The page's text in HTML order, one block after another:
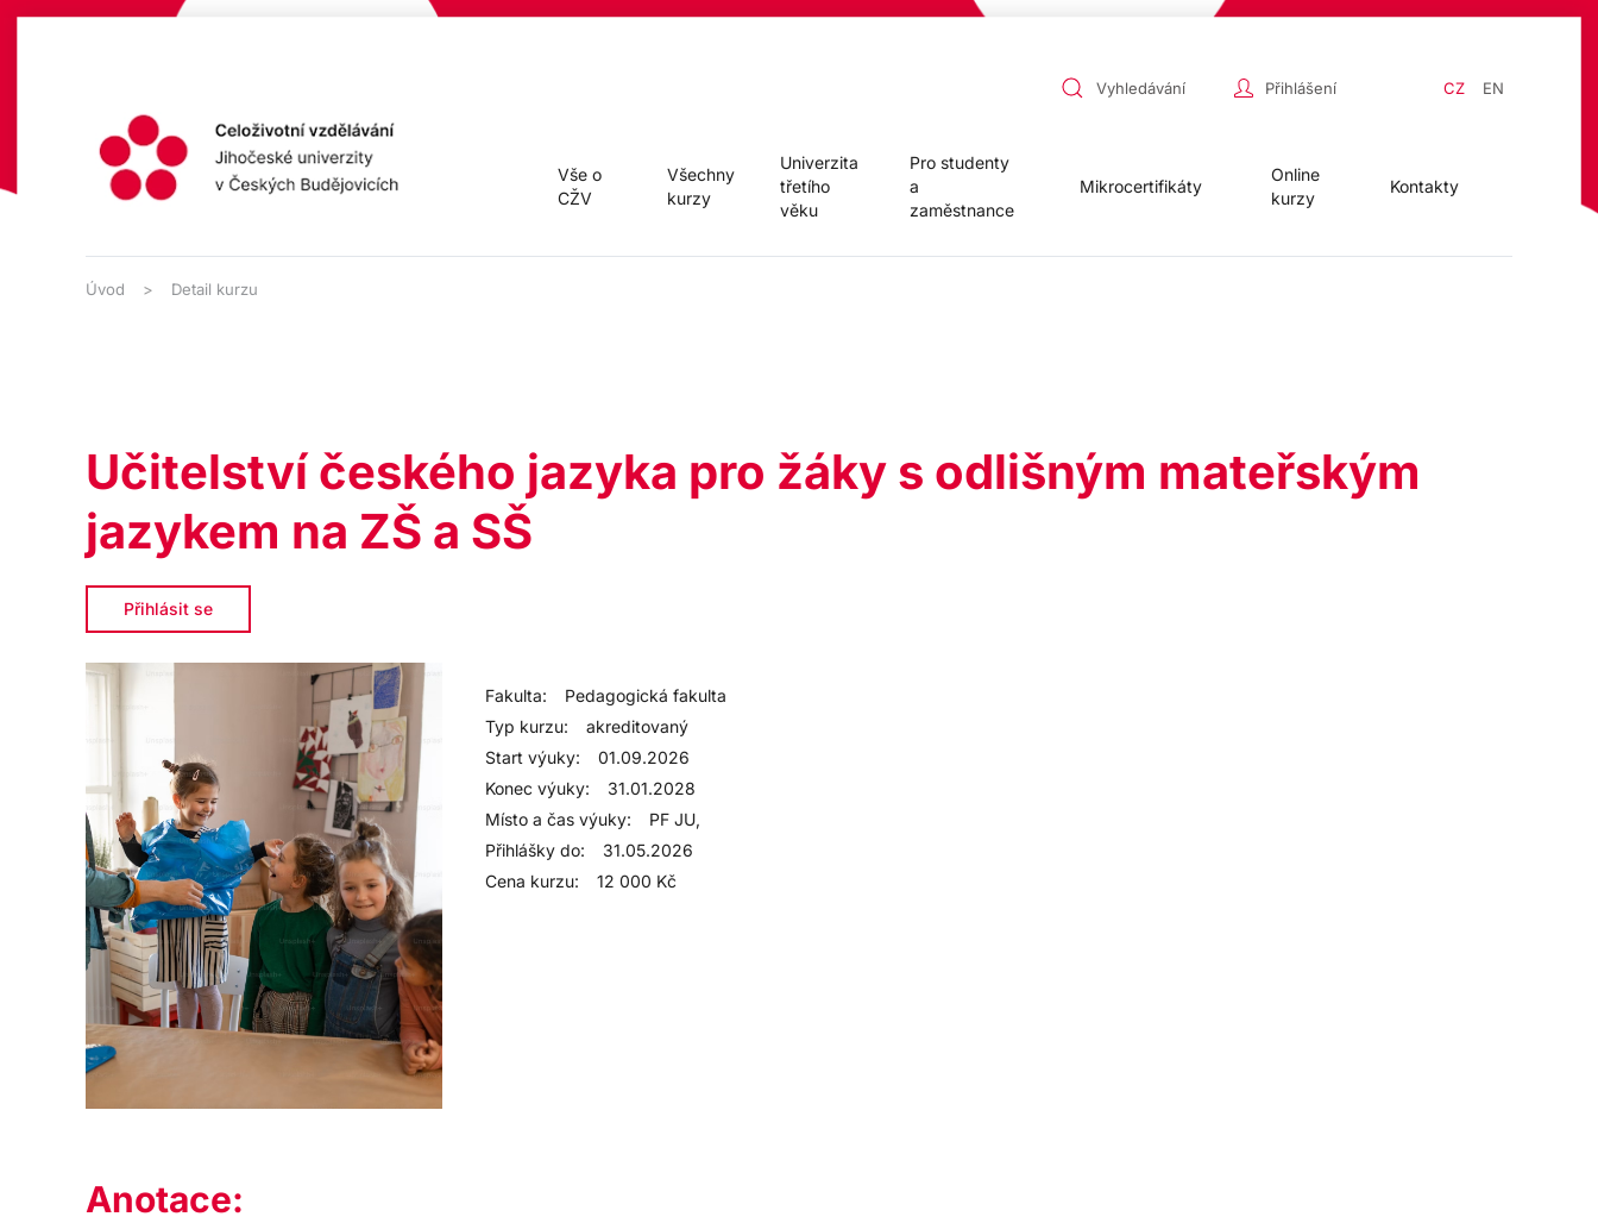
Přihlášení CZ EN
Vše o
CŽV
Všechny
kurzy
Univerzita
třetího
věku
Pro studenty
a
zaměstnance
Mikrocertifikáty
Online
kurzy
Kontakty
Úvod Detail kurzu
Učitelství českého jazyka pro žáky s odlišným mateřským
jazykem na ZŠ a SŠ
Přihlásit se
Fakulta:
Pedagogická fakulta
Typ kurzu:
akreditovaný
Start výuky:
01.09.2026
Konec výuky:
31.01.2028
Místo a čas výuky:
PF JU,
Přihlášky do:
31.05.2026
Cena kurzu:
12 000 Kč
Anotace: